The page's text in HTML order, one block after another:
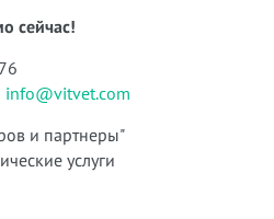
сейчас!
info@vitvet.com
и партнеры"
услуги